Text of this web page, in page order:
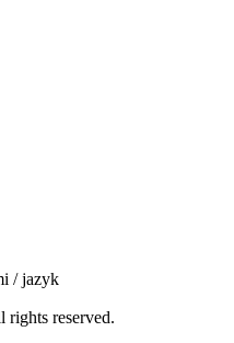
/ jazyk
rights reserved.